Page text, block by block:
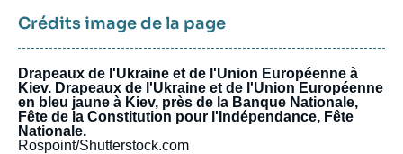
Crédits image de la page
Drapeaux de l'Ukraine et de l'Union Européenne à
Kiev. Drapeaux de l'Ukraine et de l'Union Européenne
en bleu jaune à Kiev, près de la Banque Nationale,
Fête de la Constitution pour l'Indépendance, Fête
Nationale.
Rospoint/Shutterstock.com